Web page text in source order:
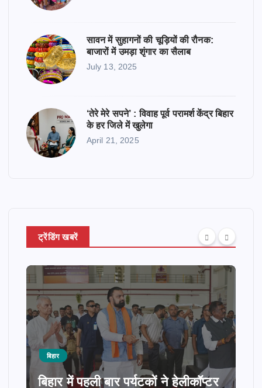
सावन में सुहागनों की चूड़ियों की रौनक:
बाजारों में उमड़ा शृंगार का सैलाब
July 13, 2025
‘तेरे मेरे सपने’ : विवाह पूर्व परामर्श केंद्र बिहार
के हर जिले में खुलेगा
April 21, 2025
ट्रेंडिंग खबरें
बिहार
बिहार में पहली बार पर्यटकों ने हेलीकॉप्टर